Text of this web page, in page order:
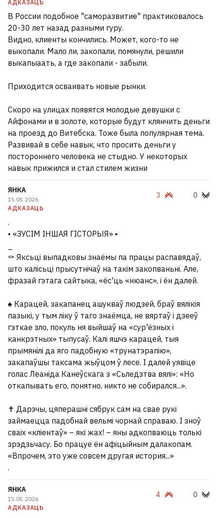
АДКАЗАЦЬ
В России подобное "саморазвитие" практиковалось
20-30 лет назад разными гуру.
Видно, клиенты кончились. Может, кого-то не
выкопали. Мало ли, закопали, помянули, решили
выкапыаать, а где закопали - забыли.
Приходится осваивать новые рынки.
Скоро на улицах появятся молодые девушки с
Айфонами и в золоте, которые будут клянчить деньги
на проезд до Витебска. Тоже была популярная тема.
Развивай в себе навык, что просить деньги у
постороннего человека не стыдно. У некоторых
навык прижился и стал стилем жизни
ЯНКА
15.05.2026
АДКАЗАЦЬ
3 0
.
• «ЗУСІМ ІНШАЯ ГІСТОРЫЯ» •
⚰️ Яксьці выпадковы знаёмы па працы распавядаў,
што калісьці прысутнічаў на такім закопваньні. Але,
фразай гэтага сайтыка, «ёс'ць «нюанс», і ён далей.
♠️ Карацей, закапанец ашукваў людзей, браў вялікія
пазыкі, у тым ліку ў таго знаёмца, не вяртаў і дзееў
гэткае зло, покуль ня выйшаў на «сур'ёзных і
канкрэтных» тыпусаў. Калі яшчэ карацей, тыя
прымянілі да яго падобную «трунатэрапію»,
закапаўшы таксама жыўцом ў лесе. І далей уявіце
голас Леаніда Канеўскага з «Сьледзтва вялі»: «Но
откапывать его, понятно, никто не собирался...».
✝️ Дарэчы, цяперашні сябрук сам на свае рукі
займаецца падобнай вельмі чорнай справаю. І зноў
сваіх «кліентаў» – які жах! – яны адкопваюць толькі
зрэдзьчасу. Бо працуе ён афіцыйным далакопам.
«Впрочем, это уже совсем другая история...»
.
ЯНКА
15.05.2026
АДКАЗАЦЬ
4 0